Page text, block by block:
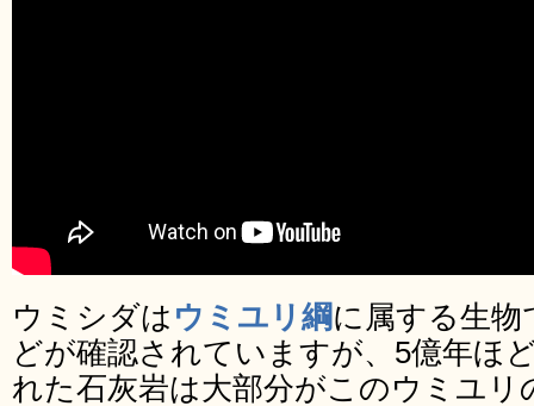
ウミシダは ウミユリ綱に属する生物
どが確認されていますが、5億年ほ
れた石灰岩は大部分がこのウミユ